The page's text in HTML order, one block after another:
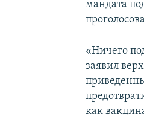
мандата
«Ничего
заявил
как